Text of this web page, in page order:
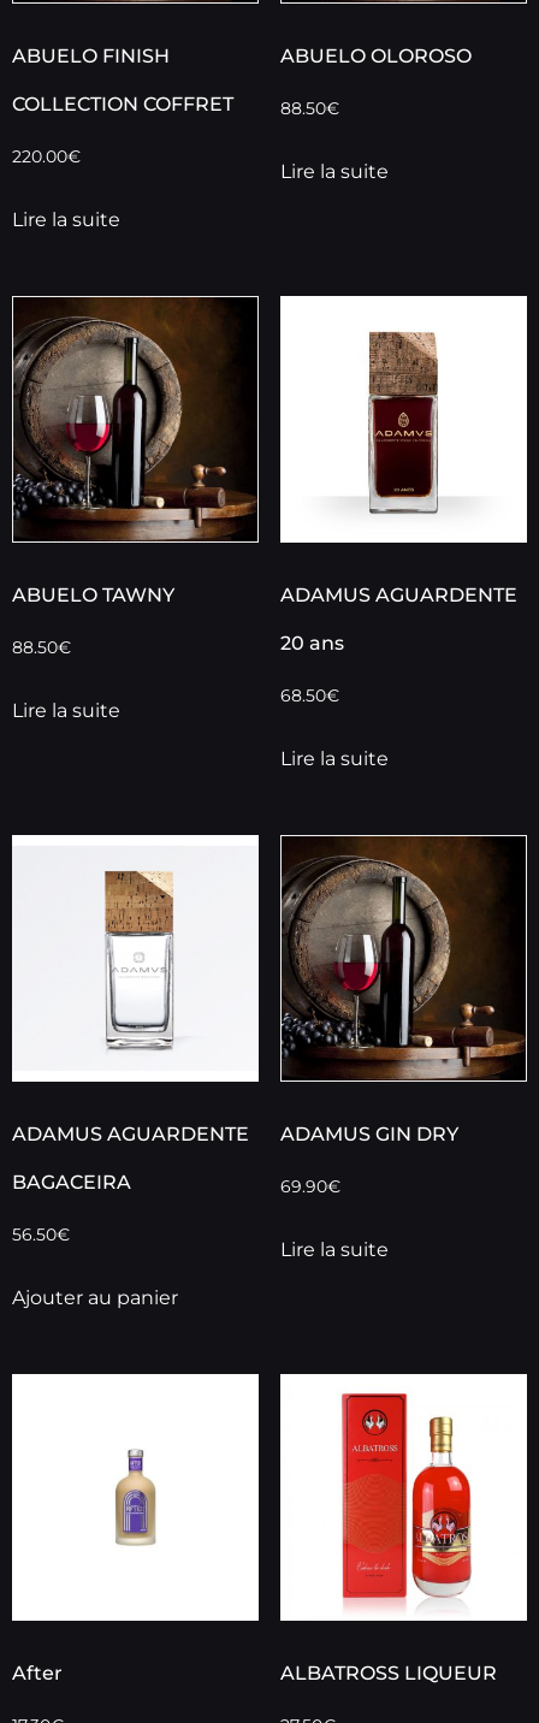
ABUELO FINISH
COLLECTION COFFRET
220.00€
Lire la suite
ABUELO OLOROSO
88.50€
Lire la suite
ABUELO TAWNY
88.50€
Lire la suite
ADAMUS AGUARDENTE
20 ans
68.50€
Lire la suite
ADAMUS AGUARDENTE
BAGACEIRA
56.50€
Ajouter au panier
ADAMUS GIN DRY
69.90€
Lire la suite
After ALBATROSS LIQUEUR